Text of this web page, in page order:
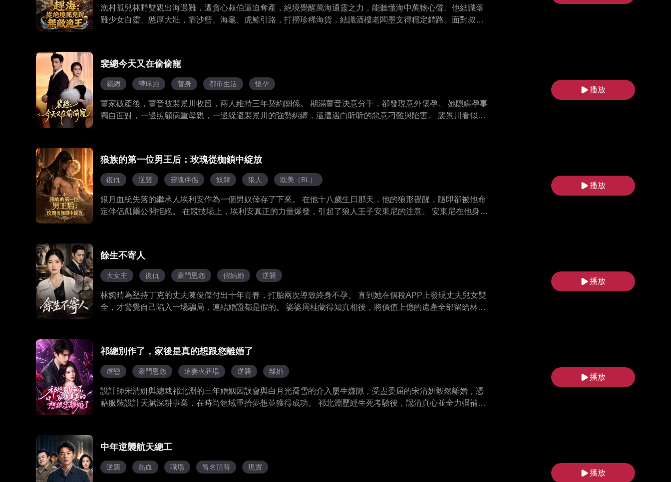
漁村孤兒林野雙親出海遇難，遭貪心叔伯逼迫奪產，絕境覺醒萬海通靈之力，能聽懂海中萬物心聲。他結識落
難少女白靈、憨厚大壯，靠沙蟹、海龜、虎鯨引路，打撈珍稀海貨，結識酒樓老闆墨文得穩定銷路。面對叔伯
裴總今天又在偷偷寵
霸總 帶球跑 替身 都市生活 懷孕
薑家破產後，薑音被裴景川收留，兩人維持三年契約關係。 期滿薑音决意分手，卻發現意外懷孕。 她隱瞞孕事
獨自面對，一邊照顧病重母親，一邊躲避裴景川的強勢糾纏，還遭遇白昕昕的惡意刁難與陷害。 裴景川看似與
播放
狼族的第一位男王后：玫瑰從枷鎖中綻放
復仇 逆襲 靈魂伴侶 奴隸 狼人 耽美（BL）
銀月血統失落的繼承人埃利安作為一個男奴倖存了下來。 在他十八歲生日那天，他的狼形覺醒，隨即卻被他命
定伴侶凱爾公開拒絕。 在競技場上，埃利安真正的力量爆發，引起了狼人王子安東尼的注意。 安東尼在他身上
播放
餘生不寄人
大女主 復仇 豪門恩怨 假結婚 逆襲
林婉晴為堅持丁克的丈夫陳俊傑付出十年青春，打胎兩次導致終身不孕。 直到她在個稅APP上發現丈夫兒女雙
全，才驚覺自己陷入一場騙局，連結婚證都是假的。 婆婆周桂蘭得知真相後，將價值上億的遺產全部留給林婉
播放
祁總別作了，家後是真的想跟您離婚了
虐戀 豪門恩怨 追妻火葬場 逆襲 離婚
設計師宋清妍與總裁祁北淵的三年婚姻因誤會與白月光喬雪的介入屢生嫌隙，受盡委屈的宋清妍毅然離婚，憑
藉服裝設計天賦深耕事業，在時尚領域重拾夢想並獲得成功。 祁北淵歷經生死考驗後，認清真心並全力彌補過
播放
中年逆襲航天總工
逆襲 熱血 職場 冒名頂替 現實
播放